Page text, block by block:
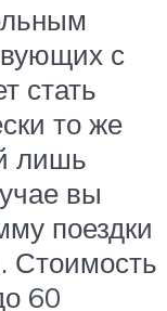
с
стать
то же
лишь
вы
поездки
Стоимость
60